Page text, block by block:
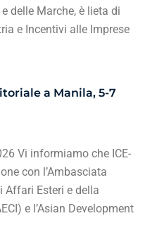
delle Marche, è lieta di
e Incentivi alle Imprese
a Manila, 5-7
Vi informiamo che ICE-
con l’Ambasciata
Affari Esteri e della
e l’Asian Development